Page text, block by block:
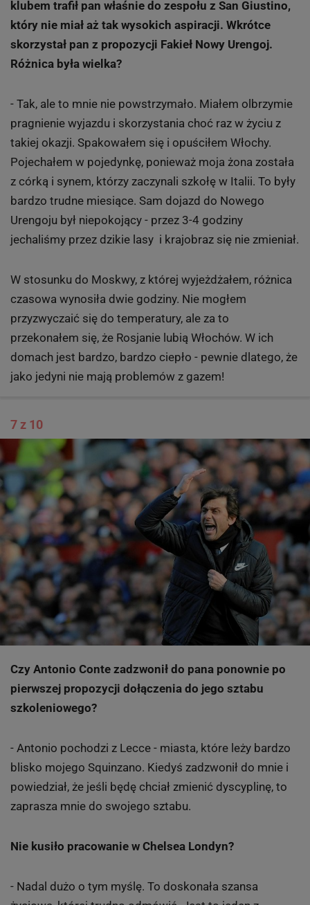
klubem trafił pan właśnie do zespołu z San Giustino,
który nie miał aż tak wysokich aspiracji. Wkrótce
skorzystał pan z propozycji Fakieł Nowy Urengoj.
Różnica była wielka?
- Tak, ale to mnie nie powstrzymało. Miałem olbrzymie
pragnienie wyjazdu i skorzystania choć raz w życiu z
takiej okazji. Spakowałem się i opuściłem Włochy.
Pojechałem w pojedynkę, ponieważ moja żona została
z córką i synem, którzy zaczynali szkołę w Italii. To były
bardzo trudne miesiące. Sam dojazd do Nowego
Urengoju był niepokojący - przez 3-4 godziny
jechaliśmy przez dzikie lasy i krajobraz się nie zmieniał.
W stosunku do Moskwy, z której wyjeżdżałem, różnica
czasowa wynosiła dwie godziny. Nie mogłem
przyzwyczaić się do temperatury, ale za to
przekonałem się, że Rosjanie lubią Włochów. W ich
domach jest bardzo, bardzo ciepło - pewnie dlatego, że
jako jedyni nie mają problemów z gazem!
7 z 10
Czy Antonio Conte zadzwonił do pana ponownie po
pierwszej propozycji dołączenia do jego sztabu
szkoleniowego?
- Antonio pochodzi z Lecce - miasta, które leży bardzo
blisko mojego Squinzano. Kiedyś zadzwonił do mnie i
powiedział, że jeśli będę chciał zmienić dyscyplinę, to
zaprasza mnie do swojego sztabu.
Nie kusiło pracowanie w Chelsea Londyn?
- Nadal dużo o tym myślę. To doskonała szansa